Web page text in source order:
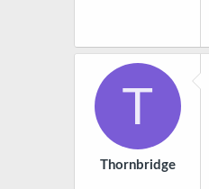
T
Thornbridge